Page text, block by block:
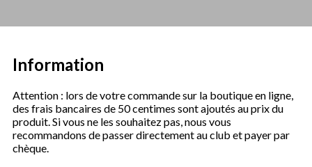
Information
Attention : lors de votre commande sur la boutique en ligne,
des frais bancaires de 50 centimes sont ajoutés au prix du
produit. Si vous ne les souhaitez pas, nous vous
recommandons de passer directement au club et payer par
chèque.